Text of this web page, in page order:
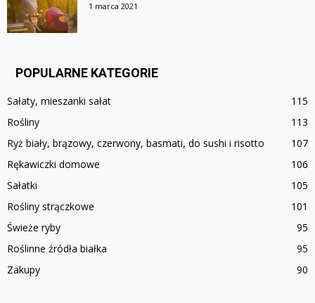
1 marca 2021
POPULARNE KATEGORIE
Sałaty, mieszanki sałat
115
Rośliny
113
Ryż biały, brązowy, czerwony, basmati, do sushi i risotto
107
Rękawiczki domowe
106
Sałatki
105
Rośliny strączkowe
101
Świeże ryby
95
Roślinne źródła białka
95
Zakupy
90